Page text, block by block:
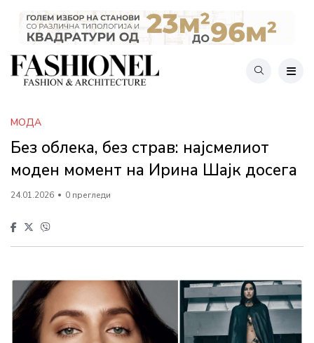
МОДА
Без облека, без страв: најсмелиот
моден момент на Ирина Шајк досега
24.01.2026 0 прегледи